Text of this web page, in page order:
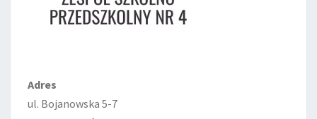
Adres
ul. Bojanowska 5-7